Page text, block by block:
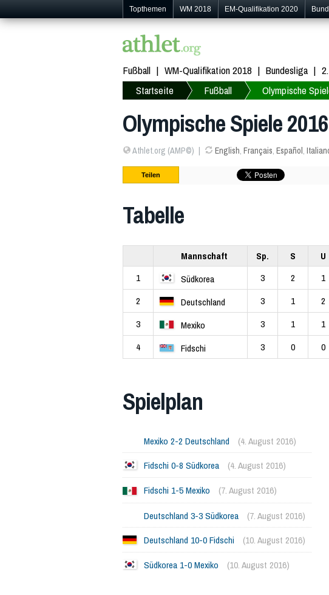
Topthemen WM 2018 EM-Qualifikation 2020
Fußball WM-Qualifikation 2018 Bundesliga
Startseite
Fußball Olympische
Olympische Spiele
Athlet.org (AMP©) English, Français, Español,
Teilen
Tabelle
Mannschaft Sp. S U
1
Südkorea 3 2 1
2
Deutschland 3 1 2
3
Mexiko 3 1 1
4
Fidschi 3 0 0
Spielplan
Mexiko 2-2 Deutschland
(4. August 2016)
Fidschi 0-8 Südkorea
(4. August 2016)
Fidschi 1-5 Mexiko
(7. August 2016)
Deutschland 3-3 Südkorea
(7. August 2016)
Deutschland 10-0 Fidschi
(10. August 2016)
Südkorea 1-0 Mexiko
(10. August 2016)